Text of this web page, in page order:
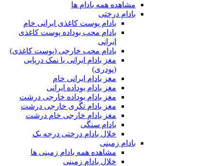
مشاهده همه بادام ها
بادام درختی
بادام پوست کاغذی ایرانی خام
بادام محب بوداده پوست کاغذی
ایرانی
بادام محب خارجی (پوست کاغذی)
مغز بادام ایرانی با نمک دریایی
(پودری)
مغز بادام ایرانی خام
مغز بادام بوداده ایرانی
مغز بادام بوداده خارجی درشت
مغز بادام تگری خارجی درشت
مغز بادام خارجی خام درشت
بادام سنگی
خلال بادام درختی درجه یک
بادام زمینی
مشاهده همه بادام زمینی ها
خلال بادام زمینی